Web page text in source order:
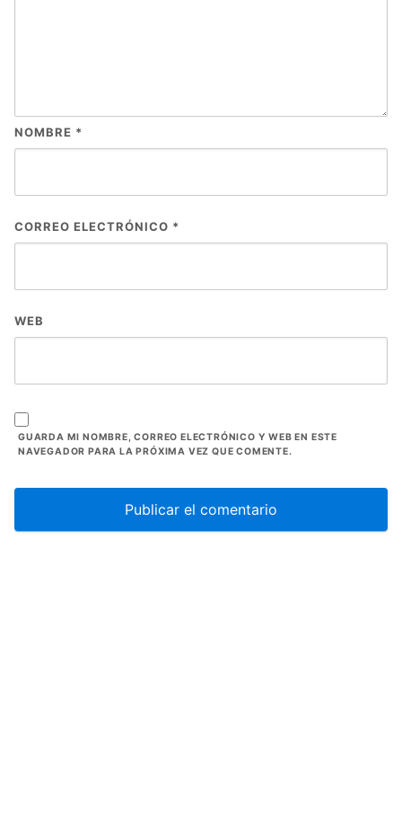
NOMBRE *
CORREO ELECTRÓNICO *
WEB
GUARDA MI NOMBRE, CORREO ELECTRÓNICO Y WEB EN ESTE
NAVEGADOR PARA LA PRÓXIMA VEZ QUE COMENTE.